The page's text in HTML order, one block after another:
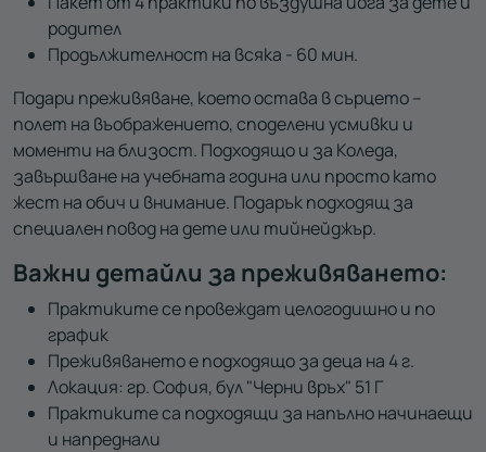
родител
Продължителност на всяка - 60 мин.
Подари преживяване, което остава в сърцето –
полет на въображението, споделени усмивки и
моменти на близост. Подходящо и за Коледа,
завършване на учебната година или просто като
жест на обич и внимание. Подарък подходящ за
специален повод на дете или тийнейджър.
Важни детайли за преживяването:
Практиките се провеждат целогодишно и по
график
Преживяването е подходящо за деца на 4 г.
Локация: гр. София, бул "Черни връх" 51 Г
Практиките са подходящи за напълно начинаещи
и напреднали